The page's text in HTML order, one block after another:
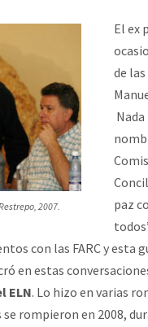
2007.
El ex
de
paz
con las FARC y
en estas
ELN. Lo hizo en varias
se rompieron en 2008,